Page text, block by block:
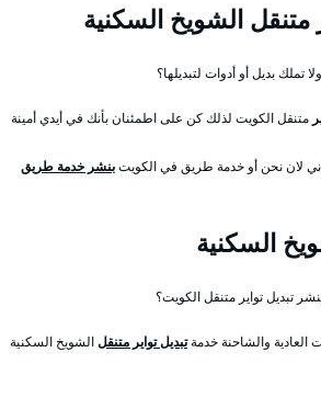
متنقل الشويخ السكنية
بديل أو أدوات لتبديلها؟
متنقل الكويت لذلك كن على اطمئنان بأنك في أيدي أمينة
لان نحن أو خدمة طريق في الكويتبنشر خدمة طريق
السكنية
تبديل تواير متنقل الكويت؟
العادية والشاحنة خدمةتبديل تواير متنقلالشويخ السكنية